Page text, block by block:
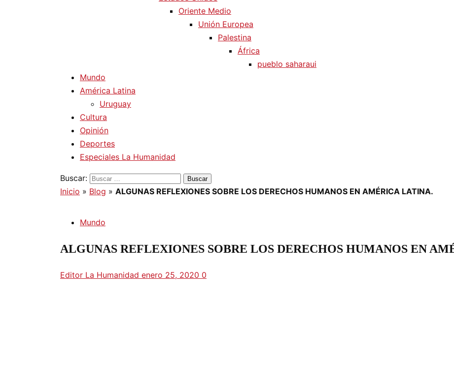
Oriente Medio
Unión Europea
Palestina
África
pueblo saharaui
Mundo
América Latina
Uruguay
Cultura
Opinión
Deportes
Especiales La Humanidad
Buscar:
Inicio » Blog » ALGUNAS REFLEXIONES SOBRE LOS DERECHOS HUMANOS EN AMÉRICA LATINA.
Mundo
ALGUNAS REFLEXIONES SOBRE LOS DERECHOS HUMANOS EN
Editor La Humanidad enero 25, 2020 0